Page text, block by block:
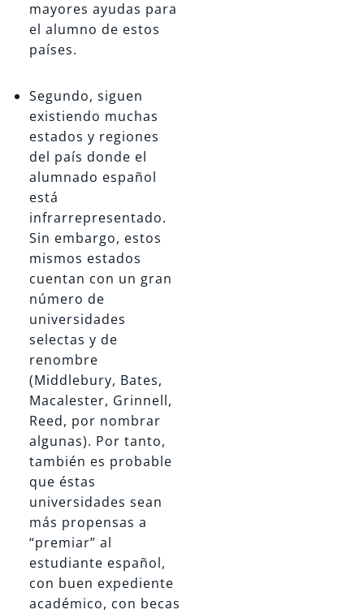
mayores ayudas para
el alumno de estos
países.
Segundo, siguen
existiendo muchas
estados y regiones
del país donde el
alumnado español
está
infrarrepresentado.
Sin embargo, estos
mismos estados
cuentan con un gran
número de
universidades
selectas y de
renombre
(Middlebury, Bates,
Macalester, Grinnell,
Reed, por nombrar
algunas). Por tanto,
también es probable
que éstas
universidades sean
más propensas a
“premiar” al
estudiante español,
con buen expediente
académico, con becas